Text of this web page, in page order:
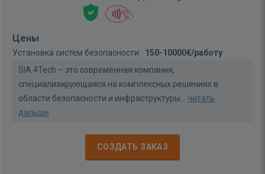
Цены
Установка систем безопасности
150-10000€/работу
SIA 4Tech – это современная компания,
специализирующаяся на комплексных решениях в
области безопасности и инфраструктуры... читать
дальше
СОЗДАТЬ ЗАКАЗ